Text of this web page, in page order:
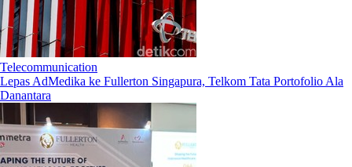
Telecommunication
Lepas AdMedika ke Fullerton Singapura, Telkom Tata Portofolio Ala
Danantara